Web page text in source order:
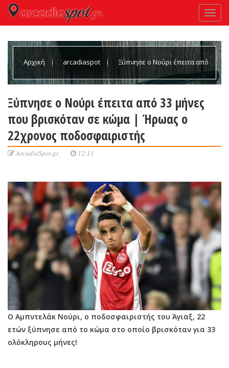
Αρχική arcadiaspot Ξύπνησε ο Νούρι έπειτα από
ποδοσφαιριστής
Ξύπνησε ο Νούρι έπειτα από 33 μήνες
που βρισκόταν σε κώμα | Ήρωας ο
22χρονος ποδοσφαιριστής
ArcadiaSpot.gr 12:11
O Αμπντελάκ Νούρι, ο ποδοσφαιριστής του Άγιαξ, 22
ετών ξύπνησε από το κώμα στο οποίο βρισκόταν για 33
ολόκληρους μήνες!